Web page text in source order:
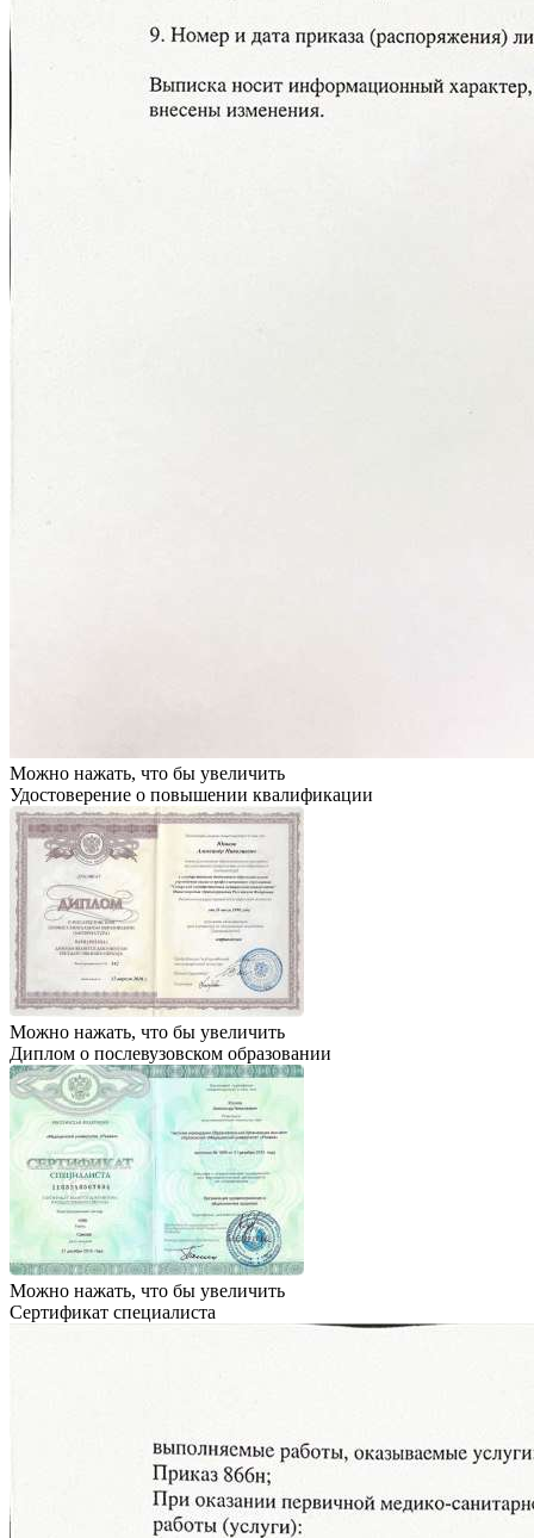
Можно нажать, что бы увеличить
Удостоверение о повышении квалификации
Можно нажать, что бы увеличить
Диплом о послевузовском образовании
Можно нажать, что бы увеличить
Сертификат специалиста